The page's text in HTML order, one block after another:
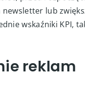
świadomości
przed
wskaźniki KPI,